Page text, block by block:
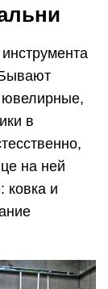
ювелирные,
в
на ней
ковка и